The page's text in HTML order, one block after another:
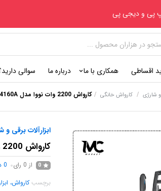
اقساطی همکاری با ما درباره ما سوالی
و شارژی / کارواش خانگی /کارواش 2200 وات نووا مدل 4160A
ابزارآلات برقی و
کارواش 2200 وات نووا مدل 4160A
0 از 0 رای 0
برچسبکارواش،